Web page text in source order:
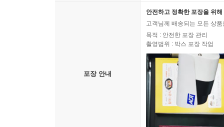
포장 안내
안전하고 정확한 포장을 위
고객님께 배송되는 모든 상
목적 : 안전한 포장 관리
촬영범위 : 박스 포장 작업